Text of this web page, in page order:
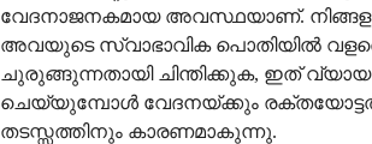
വേദനാജനകമായ അവസ്ഥയാണ്.
അവയുടെ സ്വാഭാവിക പൊതിയില്‍ വളരെ
ചുരുങ്ങുന്നതായി ചിന്തിക്കുക, ഇത്
ചെയ്യുമ്പോള്‍ വേദനയ്ക്കും
തടസ്സത്തിനും കാരണമാകുന്നു.